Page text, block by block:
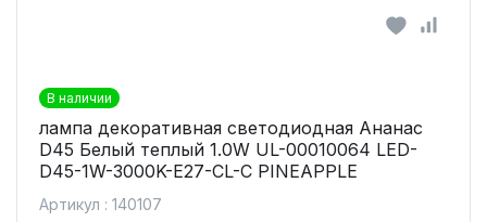
В наличии
лампа декоративная светодиодная Ананас
D45 Белый теплый 1.0W UL-00010064 LED-
D45-1W-3000K-E27-CL-С PINEAPPLE
Артикул : 140107